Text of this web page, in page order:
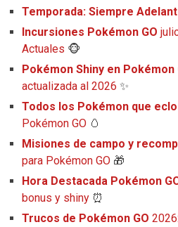
Temporada: Siempre
Incursiones Pokémon GO
Actuales 🐵
Pokémon Shiny en Pokémon
actualizada al 2026 ✨
Todos los Pokémon que
Pokémon GO 🥚
Misiones de campo y
para Pokémon GO 🎁
Hora Destacada Pokémon
bonus y shiny ⏰
Trucos de Pokémon GO